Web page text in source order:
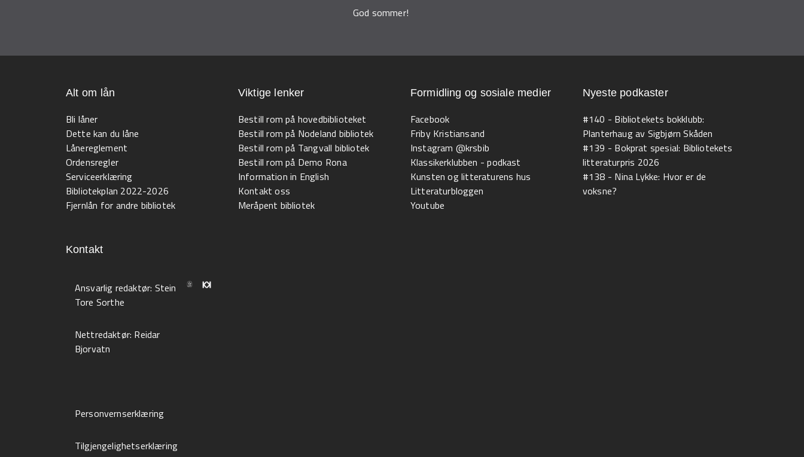
God sommer!
Alt om lån
Bli låner
Dette kan du låne
Lånereglement
Ordensregler
Serviceerklæring
Bibliotekplan 2022-2026
Fjernlån for andre bibliotek
Viktige lenker
Bestill rom på hovedbiblioteket
Bestill rom på Nodeland bibliotek
Bestill rom på Tangvall bibliotek
Bestill rom på Demo Rona
Information in English
Kontakt oss
Meråpent bibliotek
Formidling og sosiale medier
Facebook
Friby Kristiansand
Instagram @krsbib
Klassikerklubben - podkast
Kunsten og litteraturens hus
Litteraturbloggen
Youtube
Nyeste podkaster
#140 - Bibliotekets bokklubb:
Planterhaug av Sigbjørn Skåden
#139 - Bokprat spesial: Bibliotekets
litteraturpris 2026
#138 - Nina Lykke: Hvor er de
voksne?
Kontakt
Ansvarlig redaktør: Stein
Tore Sorthe
Nettredaktør: Reidar
Bjorvatn
Personvernserklæring
Tilgjengelighetserklæring